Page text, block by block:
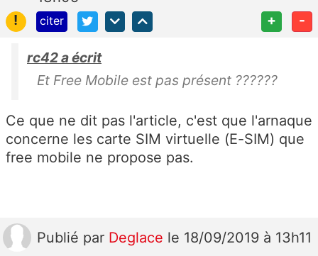
!
citer + -
rc42 a écrit
Et Free Mobile est pas présent ??????
Ce que ne dit pas l'article, c'est que l'arnaque
concerne les carte SIM virtuelle (E-SIM) que
free mobile ne propose pas.
Publié par Deglace le 18/09/2019 à 13h11